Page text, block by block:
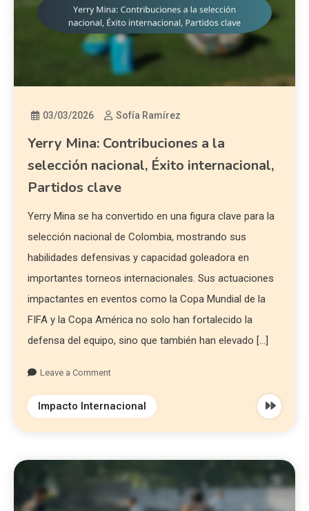
03/03/2026 Sofía Ramírez
Yerry Mina: Contribuciones a la
selección nacional, Éxito internacional,
Partidos clave
Yerry Mina se ha convertido en una figura clave para la
selección nacional de Colombia, mostrando sus
habilidades defensivas y capacidad goleadora en
importantes torneos internacionales. Sus actuaciones
impactantes en eventos como la Copa Mundial de la
FIFA y la Copa América no solo han fortalecido la
defensa del equipo, sino que también han elevado […]
Leave a Comment
Impacto Internacional